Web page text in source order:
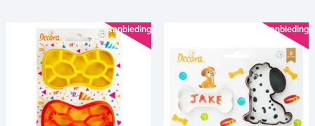
Aanbieding! Aanbieding!